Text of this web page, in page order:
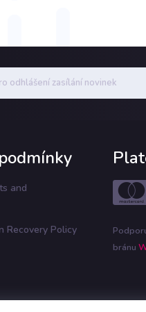
and
Recovery Policy
bránu